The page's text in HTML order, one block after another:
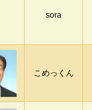
sora
こめっくん